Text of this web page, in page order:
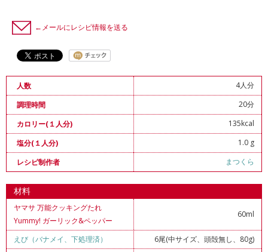
←メールにレシピ情報を送る
人数
4人分
調理時間
20分
カロリー(１人分)
135kcal
塩分(１人分)
1.0 g
レシピ制作者
まつくら
材料
ヤマサ 万能クッキングたれ
Yummy! ガーリック&ペッパー
60ml
えび（バナメイ、下処理済）
6尾(中サイズ、頭殻無し、80g)